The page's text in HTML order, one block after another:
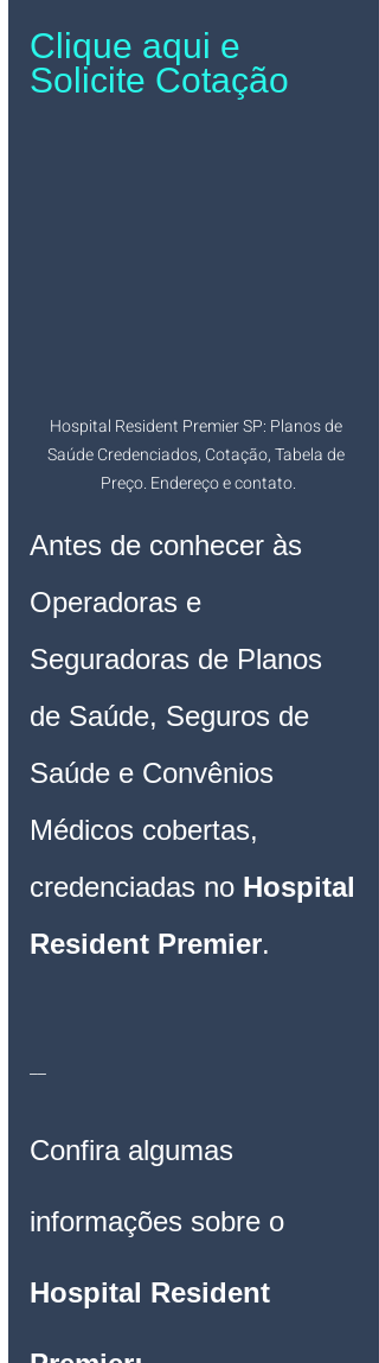
Clique aqui e
Solicite Cotação
Hospital Resident Premier SP: Planos de
Saúde Credenciados, Cotação, Tabela de
Preço. Endereço e contato.
Antes de conhecer às
Operadoras e
Seguradoras de Planos
de Saúde, Seguros de
Saúde e Convênios
Médicos cobertas,
credenciadas no Hospital
Resident Premier.
__
Confira algumas
informações sobre o
Hospital Resident